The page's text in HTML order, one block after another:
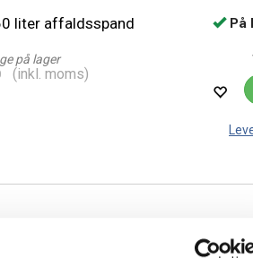
liter affaldsspand
på lager
(inkl. moms)
På